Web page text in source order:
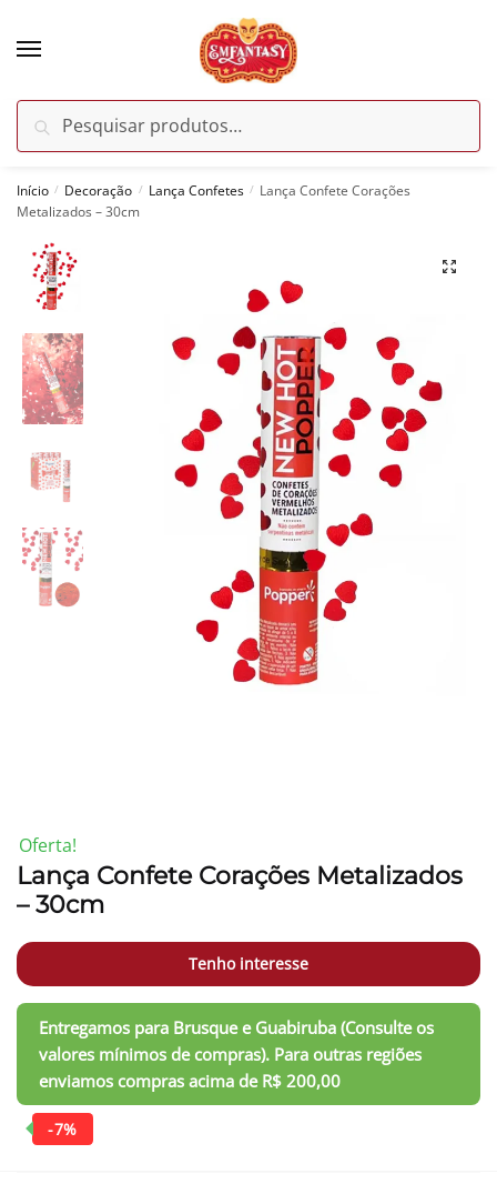
por:
Pesquisar
Início / Decoração / Lança Confetes / Lança Confete Corações
Metalizados – 30cm
Oferta!
Lança Confete Corações Metalizados
– 30cm
Tenho interesse